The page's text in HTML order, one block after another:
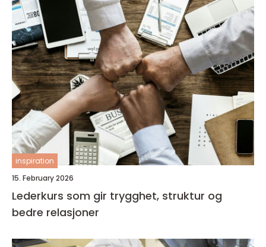
inspiration
15. February 2026
Lederkurs som gir trygghet, struktur og
bedre relasjoner